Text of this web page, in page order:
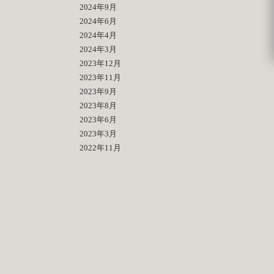
2024年9月
2024年6月
2024年4月
2024年3月
2023年12月
2023年11月
2023年9月
2023年8月
2023年6月
2023年3月
2022年11月